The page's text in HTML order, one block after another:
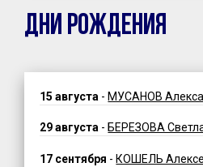
ДНИ РОЖДЕНИЯ
15 августа - МУСАНОВ
29 августа - БЕРЕЗОВА
17 сентября - КОШЕЛЬ